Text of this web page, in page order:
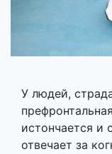
У людей,
истончается и
отвечает за